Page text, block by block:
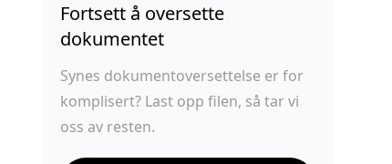
Fortsett å oversette
dokumentet
Synes dokumentoversettelse er for
komplisert? Last opp filen, så tar vi
oss av resten.